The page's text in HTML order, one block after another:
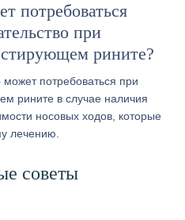
потребоваться
при
рините?
потребоваться при
рините в случае наличия
носовых ходов, которые
лечению.
советы